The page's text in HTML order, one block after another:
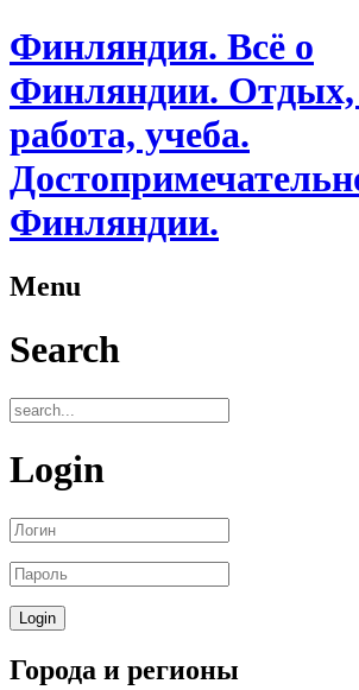
Финляндия. Всё о
Финляндии.
работа, учеба.
Финляндии.
Menu
Search
Login
Города и регионы